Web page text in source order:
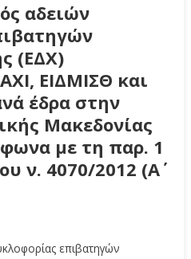
αδειών
(ΕΔΧ)
ΕΙΔΜΙΣΘ και
έδρα στην
Μακεδονίας
με τη παρ. 1
ν. 4070/2012 (Α΄
επιβατηγών